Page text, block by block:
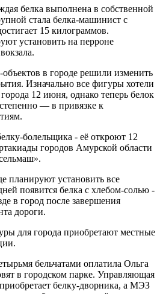
белка выполнена в собственной
стала белка-машинист с
15 килограммов.
установить на перроне
объектов в городе решили изменить
Изначально все фигуры хотели
12 июня, однако теперь белок
— в привязке к
болельщика - её откроют 12
городов Амурской области
планируют установить все
появится белка с хлебом-солью -
в город после завершения
дороги.
для города приобретают местные
бельчатами оплатила Ольга
в городском парке. Управляющая
белку-дворника, а МЭЗ